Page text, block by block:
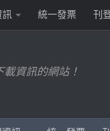
訊 統一發票 刊
資訊的網站！